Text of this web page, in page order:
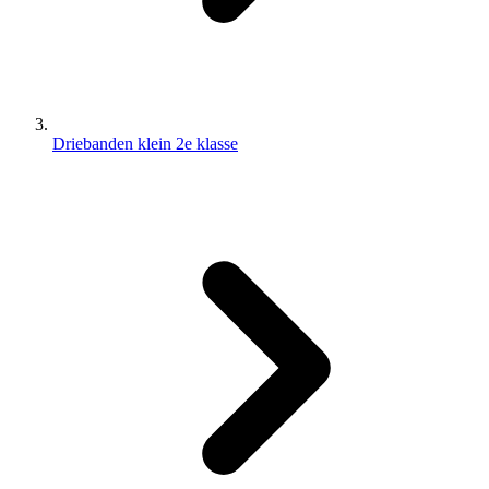
Driebanden klein 2e klasse